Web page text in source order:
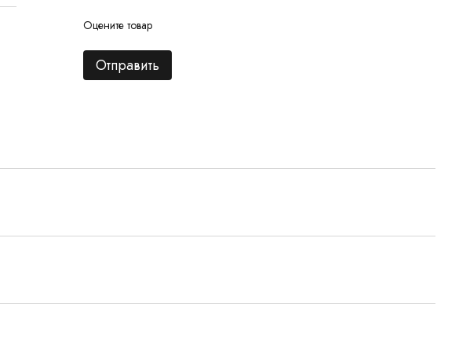
Оцените товар
Отправить